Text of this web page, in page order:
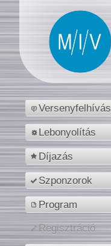
Versenyfelhívás
Lebonyolítás
Díjazás
Szponzorok
Program
Regisztráció